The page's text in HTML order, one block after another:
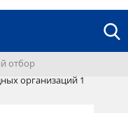
отбор
организаций 1